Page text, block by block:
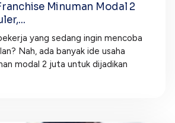
Minuman Modal 2
yang sedang ingin mencoba
Nah, ada banyak ide usaha
modal 2 juta untuk dijadikan